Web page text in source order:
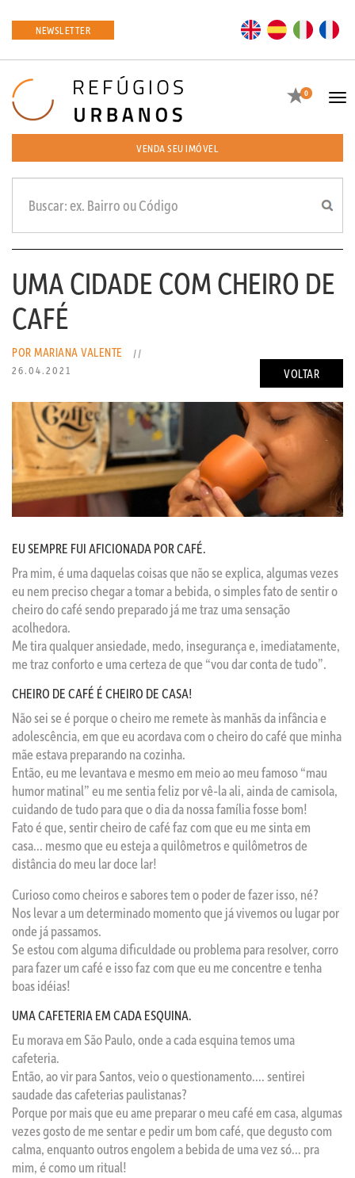
NEWSLETTER EN ES
Favoritos
0
VENDA SEU IMÓVEL
UMA CIDADE COM CHEIRO DE
CAFÉ
VOLTAR
POR MARIANA VALENTE
//
26.04.2021
EU SEMPRE FUI AFICIONADA POR CAFÉ.
Pra mim, é uma daquelas coisas que não se explica, algumas vezes
eu nem preciso chegar a tomar a bebida, o simples fato de sentir o
cheiro do café sendo preparado já me traz uma sensação
acolhedora.
Me tira qualquer ansiedade, medo, insegurança e, imediatamente,
me traz conforto e uma certeza de que “vou dar conta de tudo”.
CHEIRO DE CAFÉ É CHEIRO DE CASA!
Não sei se é porque o cheiro me remete às manhãs da infância e
adolescência, em que eu acordava com o cheiro do café que minha
mãe estava preparando na cozinha.
Então, eu me levantava e mesmo em meio ao meu famoso “mau
humor matinal” eu me sentia feliz por vê-la ali, ainda de camisola,
cuidando de tudo para que o dia da nossa família fosse bom!
Fato é que, sentir cheiro de café faz com que eu me sinta em
casa… mesmo que eu esteja a quilômetros e quilômetros de
distância do meu lar doce lar!
Curioso como cheiros e sabores tem o poder de fazer isso, né?
Nos levar a um determinado momento que já vivemos ou lugar por
onde já passamos.
Se estou com alguma dificuldade ou problema para resolver, corro
para fazer um café e isso faz com que eu me concentre e tenha
boas idéias!
UMA CAFETERIA EM CADA ESQUINA.
Eu morava em São Paulo, onde a cada esquina temos uma
cafeteria.
Então, ao vir para Santos, veio o questionamento…. sentirei
saudade das cafeterias paulistanas?
Porque por mais que eu ame preparar o meu café em casa, algumas
vezes gosto de me sentar e pedir um bom café, que degusto com
calma, enquanto outros engolem a bebida de uma vez só… pra
mim, é como um ritual!